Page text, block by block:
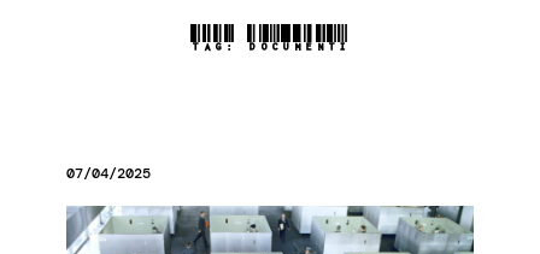
TAG:DOCUMENTI
07/04/2025